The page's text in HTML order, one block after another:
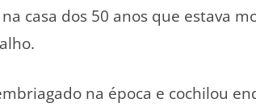
casa dos 50 anos que estava
na época e cochilou